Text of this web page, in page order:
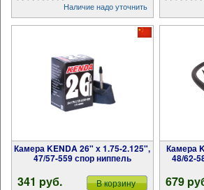
Наличие надо уточнить
Камера KENDA 26" х 1.75-2.125",
47/57-559 спор ниппель
341 pуб. В корзину
Камера KENDA 27,5"х2.00-2.4",
48/62-
679